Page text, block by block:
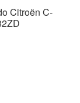
Citroën C-